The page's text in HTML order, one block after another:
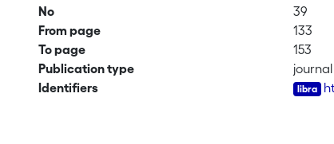
No
39
From page
133
To page
153
Publication type
Identifiers